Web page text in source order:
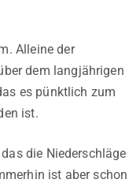
Alleine der
dem langjährigen
es pünktlich zum
ist.
die Niederschläge
ist aber schon